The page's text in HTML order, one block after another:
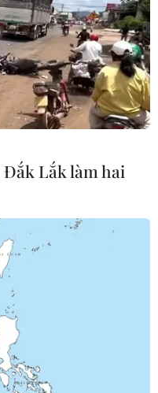
tăng cường
quả tiêm cả liều
3, nhưng hiện tại cơ
nửa liều theo đề
Đắk Lắk làm hai